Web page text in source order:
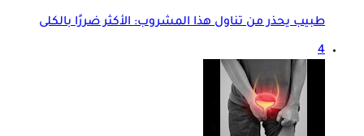
طبيب يحذر من تناول هذا المشروب: الأكثر ضررًا بالكلى
4